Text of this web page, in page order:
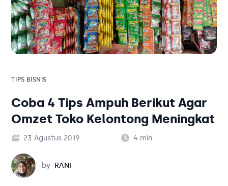
Blog
Solusi Bisnis
Hubungi Kami
Blog
Tambahan
Kategori Blog
TIPS BISNIS
Coba 4 Tips Ampuh Berikut Agar
Omzet Toko Kelontong Meningkat
23 Agustus 2019 4 min
Rani
by RANI